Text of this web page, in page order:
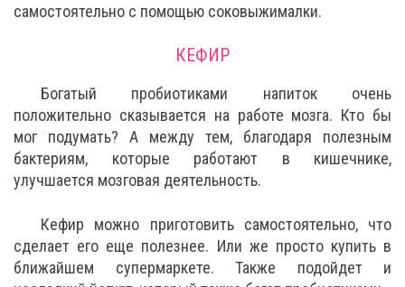
самостоятельно с помощью соковыжималки.
КЕФИР
Богатый пробиотиками напиток очень
положительно сказывается на работе мозга. Кто бы
мог подумать? А между тем, благодаря полезным
бактериям, которые работают в кишечнике,
улучшается мозговая деятельность.
Кефир можно приготовить самостоятельно, что
сделает его еще полезнее. Или же просто купить в
ближайшем супермаркете. Также подойдет и